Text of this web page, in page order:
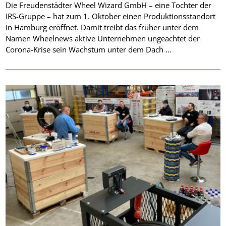
Die Freudenstädter Wheel Wizard GmbH – eine Tochter der
IRS-Gruppe – hat zum 1. Oktober einen Produktionsstandort
in Hamburg eröffnet. Damit treibt das früher unter dem
Namen Wheelnews aktive Unternehmen ungeachtet der
Corona-Krise sein Wachstum unter dem Dach …